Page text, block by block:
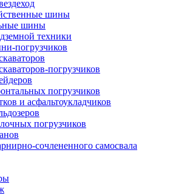
шины
шины
техники
погрузчиков
погрузчиков
погрузчиков
и асфальтоукладчиков
погрузчиков
сочлененного самосвала